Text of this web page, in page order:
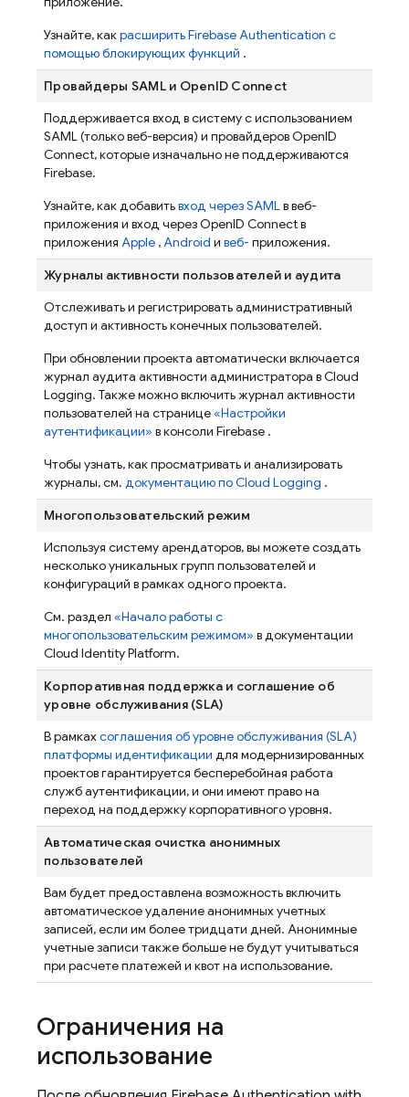
Узнайте, какрасширитьFirebase Authentication с
помощью блокирующих функций .
Провайдеры SAML и OpenID Connect
Поддерживается вход в систему с использованием
SAML (только веб-версия) и провайдеров OpenID
Connect, которые изначально не поддерживаются
Firebase.
Узнайте, как добавитьвход через SAMLв веб-
приложения и вход через OpenID Connect в
приложения Apple ,Android и веб-приложения.
Журналы активности пользователей и аудита
Отслеживать и регистрировать административный
доступ и активность конечных пользователей.
При обновлении проекта автоматически включается
журнал аудита активности администратора в Cloud
Logging. Также можно включить журнал активности
пользователей на странице«Настройки
аутентификации» в консоли Firebase .
Чтобы узнать, как просматривать и анализировать
журналы, см. документацию по Cloud Logging .
Многопользовательский режим
Используя систему арендаторов, вы можете создать
несколько уникальных групп пользователей и
конфигураций в рамках одного проекта.
См. раздел «Начало работы с
многопользовательским режимом» в документации
Cloud Identity Platform.
Корпоративная поддержка и соглашение об
уровне обслуживания (SLA)
В рамкахсоглашения об уровне обслуживания (SLA)
платформы идентификации для модернизированных
проектов гарантируется бесперебойная работа
служб аутентификации, и они имеют право на
переход на поддержку корпоративного уровня.
Автоматическая очистка анонимных
пользователей
Вам будет предоставлена ​​возможность включить
автоматическое удаление анонимных учетных
записей, если им более тридцати дней. Анонимные
учетные записи также больше не будут учитываться
при расчете платежей и квот на использование.
Ограничения на
использование